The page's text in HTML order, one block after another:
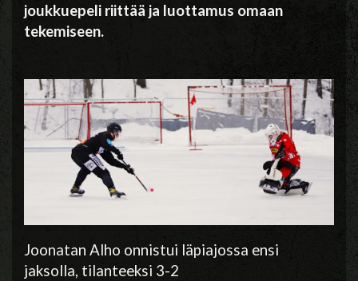
joukkuepeli riittää ja luottamus omaan
tekemiseen.
Joonatan Alho onnistui läpiajossa ensi
jaksolla, tilanteeksi 3-2